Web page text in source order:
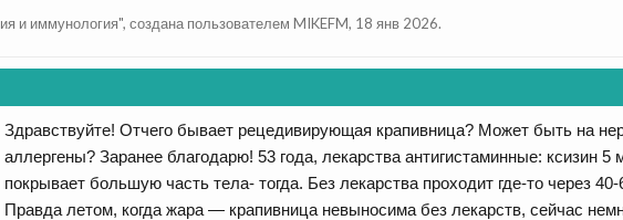
и иммунология", создана пользователем MIKEFM, 18 янв 2026.
Здравствуйте! Отчего бывает рецедивирующая крапивница? Может быть на
аллергены? Заранее благодарю! 53 года, лекарства антигистаминные: ксизин
покрывает большую часть тела- тогда. Без лекарства проходит где-то через
Правда летом, когда жара — крапивница невыносима без лекарств, сейчас